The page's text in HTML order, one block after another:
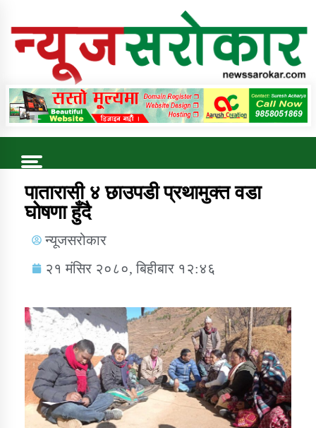
Online News Portal
Trending Now
कुषि बिकास कार्यालय जुम्ला सुचना सन्देश
डिभिजन कार्यालय जुम्लाको सुचना सन्देश
पातारासी ४ छाउपडी प्रथामुक्त वडा
घाेषणा हुँदै
न्यूजसरोकार
२१ मंसिर २०८०, बिहीबार १२:४६